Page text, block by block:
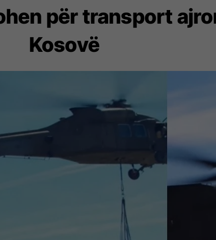
për transport
Kosovë